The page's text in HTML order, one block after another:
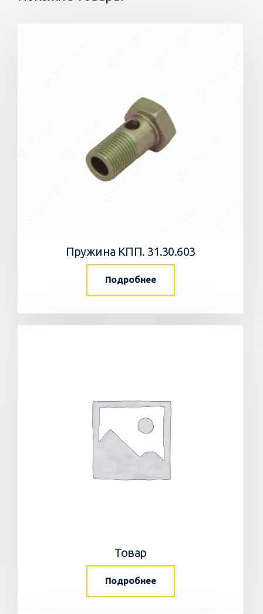
Пружина КПП. 31.30.603
Подробнее
Товар
Подробнее